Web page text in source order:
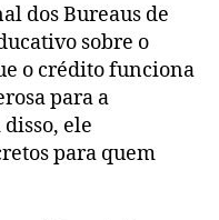
dos Bureaus de
sobre o
o crédito funciona
para a
ele
para quem